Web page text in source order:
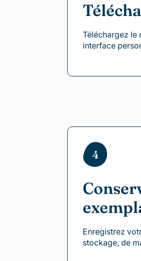
Téléchargez le
interface
4
Enregistrez
stockage, de